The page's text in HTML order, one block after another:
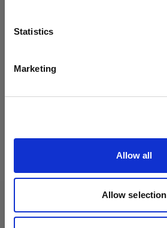
Statistics
Marketing
Allow all
Allow selection
Visita sito
tuo OCF Softbox Octa